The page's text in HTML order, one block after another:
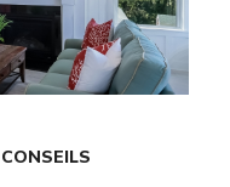
CONSEILS